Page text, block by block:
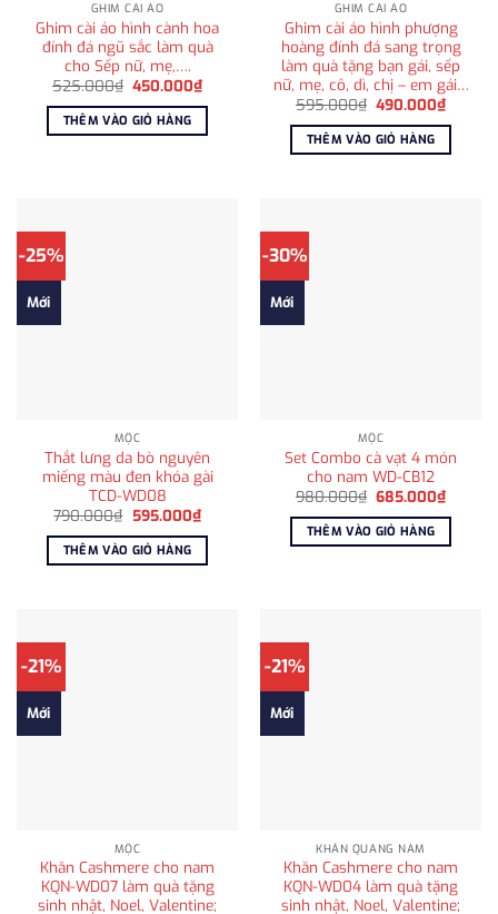
GHIM CÀI ÁO
Ghim cài áo hình cành hoa
đính đá ngũ sắc làm quà
cho Sếp nữ, mẹ,….
525.000₫ Giá
là:
525.000₫.
450.000₫Giá
tại
THÊM VÀO GIỎ HÀNG
GHIM CÀI ÁO
Ghim cài áo hình phượng
hoàng đính đá sang trọng
làm quà tặng bạn gái, sếp
nữ, mẹ, cô, dì, chị – em gái…
595.000₫ Giá
là:
595.000₫.
490.000₫Giá
tại
THÊM VÀO GIỎ HÀNG
-25%
Mới
MỘC
Thắt lưng da bò nguyên
miếng màu đen khóa gài
TCD-WD08
790.000₫ Giá
là:
790.000₫.
595.000₫Giá
hiện
tại
595.000₫.
THÊM VÀO GIỎ HÀNG
-30%
Mới
MỘC
Set Combo cà vạt 4 món
cho nam WD-CB12
980.000₫ Giá
là:
980.000₫.
685.000₫Giá
hiện
tại
THÊM VÀO GIỎ HÀNG
-21%
Mới
MỘC
Khăn Cashmere cho nam
KQN-WD07 làm quà tặng
sinh nhật, Noel, Valentine;
-21%
Mới
KHĂN QUÀNG NAM
Khăn Cashmere cho nam
KQN-WD04 làm quà tặng
sinh nhật, Noel, Valentine;